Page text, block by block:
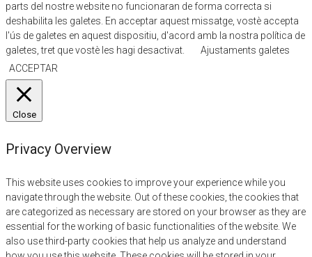
parts del nostre website no funcionaran de forma correcta si
deshabilita les galetes. En acceptar aquest missatge, vostè accepta
l'ús de galetes en aquest dispositiu, d'acord amb la nostra política de
galetes, tret que vostè les hagi desactivat.
Ajustaments galetes
ACCEPTAR
Close
Privacy Overview
This website uses cookies to improve your experience while you
navigate through the website. Out of these cookies, the cookies that
are categorized as necessary are stored on your browser as they are
essential for the working of basic functionalities of the website. We
also use third-party cookies that help us analyze and understand